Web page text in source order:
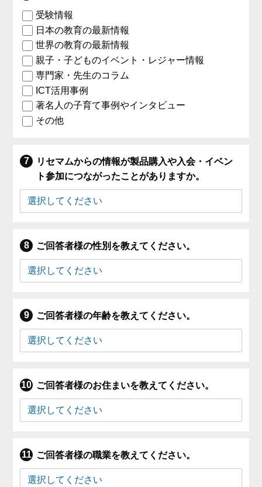
受験情報
日本の教育の最新情報
世界の教育の最新情報
親子・子どものイベント・レジャー情報
専門家・先生のコラム
ICT活用事例
著名人の子育て事例やインタビュー
その他
リセマムからの情報が製品購入や入会・イベン
ト参加につながったことがありますか。
ご回答者様の性別を教えてください。
ご回答者様の年齢を教えてください。
ご回答者様のお住まいを教えてください。
ご回答者様の職業を教えてください。